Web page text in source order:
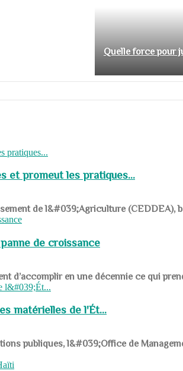
Quelle force pour
et promeut les pratiques...
de l&#039;Agriculture (CEDDEA),
de croissance
d’accomplir en une décennie ce qui
matérielles de l'Ét...
publiques, l&#039;Office de